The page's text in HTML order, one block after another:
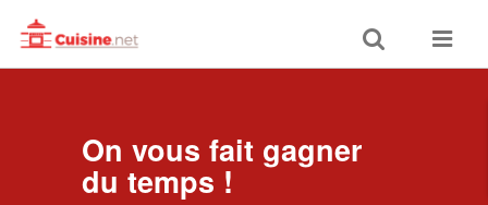
Toggle
search
Toggle
On vous fait gagner
du temps !